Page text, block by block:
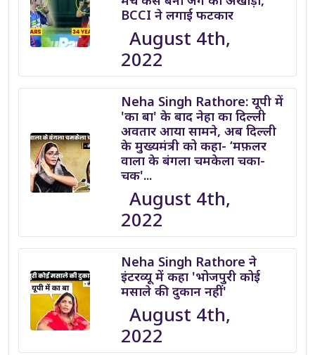
BCCI ने लगाई फटकार
August 4th,
2022
Neha Singh Rathore: यूपी में
'का बा' के बाद नेहा का दिल्ली
अवतार आया सामने, अब दिल्ली
के मुख्यमंत्री को कहा- ‘मफ़लर
वाला के बंगला चमकेला चका-
चक'...
August 4th,
2022
Neha Singh Rathore ने
इंटरव्यू में कहा 'भोजपुरी कोई
मसाले की दुकान नहीं'
August 4th,
2022